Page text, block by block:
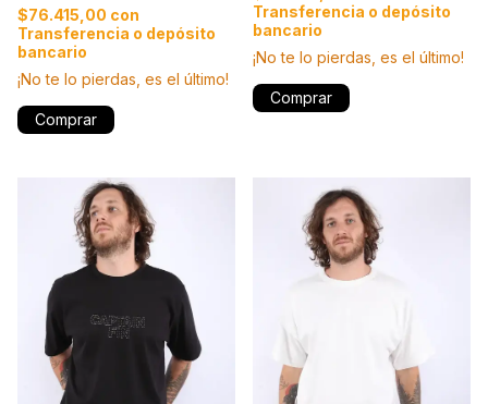
$76.415,00 con
Transferencia o depósito
bancario
¡No te lo pierdas, es el último!
Comprar
Transferencia o depósito
bancario
¡No te lo pierdas, es el último!
Comprar